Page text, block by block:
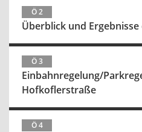
Ö 2
Überblick und
Ö 3
Einbahnregelung/
Hofkoflerstraße
Ö 4